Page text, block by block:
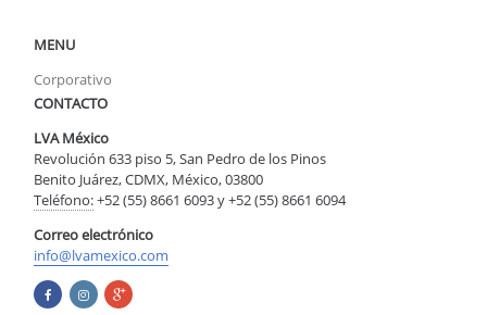
MENU
Corporativo
CONTACTO
LVA México
Revolución 633 piso 5, San Pedro de los Pinos
Benito Juárez, CDMX, México, 03800
Teléfono:+52 (55) 8661 6093 y +52 (55) 8661 6094
Correo electrónico
info@lvamexico.com